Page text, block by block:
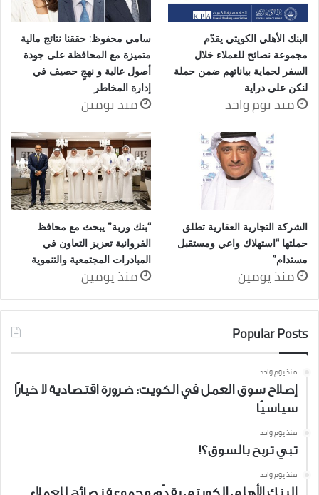
البنك الأهلي الكويتي يقدّم
مجموعة نصائح للعملاء خلال
السفر لحماية بياناتهم ضمن حملة
لنكن على دراية
منذ يوم واحد
سامي محفوظ: حققنا نتائج مالية
متميزة مع المحافظة على جودة
أصول عالية و نهجٍ حصيف في
إدارة المخاطر
منذ يومين
الشركة التجارية العقارية تطلق
حملتها “استهلاك واعي ومستقبل
مستدام”
منذ يومين
“بنك وربة” يبحث مع محافظ
الفروانية تعزيز التعاون في
المبادرات المجتمعية والتنموية
منذ يومين
Popular Posts
منذ يوم واحد
إصلاح سوق العمل في الكويت: ضرورة اقتصادية لا خيارًا
سياسيًا
منذ يوم واحد
تبي تربح بالسوق؟!
منذ يوم واحد